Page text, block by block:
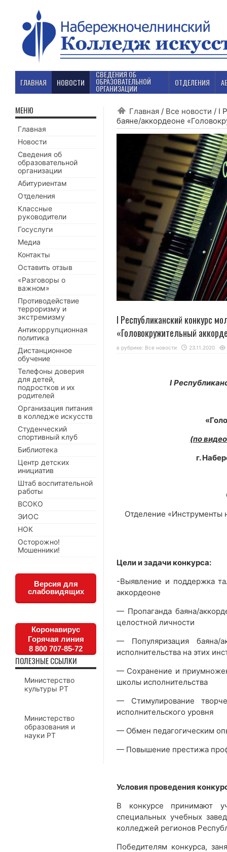
ГЛАВНАЯ НОВОСТИ
СВЕДЕНИЯ ОБ
ОБРАЗОВАТЕЛЬНОЙ
ОРГАНИЗАЦИИ
ОТДЕЛЕНИЯ
Главная / Все новости / I
баяне/аккордеоне
I Республиканский конкурс
«Головокружительный
в рубрике: Все новости 23.11.2020
I
(по
г.
Отделение «Инструменты
Цели и задачи конкурса:
-Выявление и поддержка
аккордеоне
— Пропаганда баяна/
целостной личности
— Популяризация баяна/
исполнительства на этих
— Сохранение и
школы исполнительства
— Стимулирование
исполнительского уровня
— Обмен педагогическим
— Повышение престижа
Условия проведения
В конкурсе принимают
специальных учебных
колледжей регионов
Победителям конкурса,
МЕНЮ
Главная
Новости
Сведения об
образовательной
организации
Абитуриентам
Отделения
Классные
руководители
Госуслуги
Медиа
Контакты
Оставить отзыв
«Разговоры о
важном»
Противодействие
терроризму и
экстремизму
Антикоррупционная
политика
Дистанционное
обучение
Телефоны доверия
для детей,
подростков и их
родителей
Организация питания
в колледже искусств
Студенческий
спортивный клуб
Библиотека
Центр детских
инициатив
Штаб воспитательной
работы
ВСОКО
ЭИОС
НОК
Осторожно!
Мошенники!
Версия для
слабовидящих
Коронавирус
Горячая линия
8 800 707-85-72
ПОЛЕЗНЫЕ ССЫЛКИ
Министерство
культуры РТ
Министерство
образования и
науки РТ